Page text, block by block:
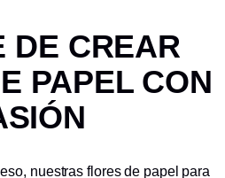
DE CREAR
PAPEL CON
nuestras flores de papel para